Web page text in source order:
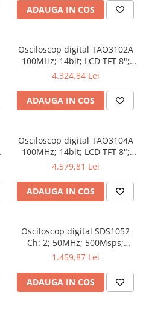
ADAUGA IN COS
Osciloscop digital TAO3102A
100MHz; 14bit; LCD TFT 8";
Ch: 2; 1Gsps; 40Mpts dotat cu
4.324,84 Lei
ADAUGA IN COS
Osciloscop digital TAO3104A
100MHz; 14bit; LCD TFT 8";
Ch: 4; 1Gsps; 40Mpts care
4.579,81 Lei
ADAUGA IN COS
Osciloscop digital SDS1052
Ch: 2; 50MHz; 500Msps;
10kpts; LCD 7"S; ≤7ns avand
1.459,87 Lei
ADAUGA IN COS